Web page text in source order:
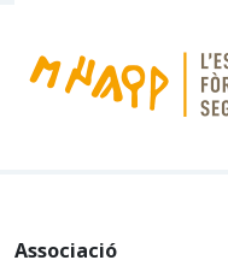
Associació